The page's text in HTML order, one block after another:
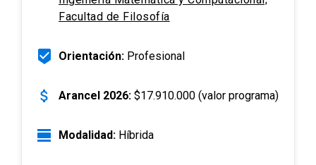
Facultad de Filosofía
beenhere Orientación: Profesional
attach_money Arancel 2026: $17.910.000 (valor programa)
view_day Modalidad: Híbrida